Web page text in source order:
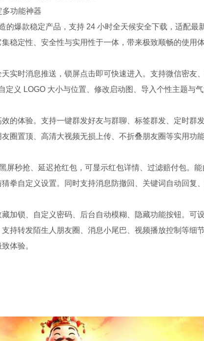
功能神器
的爆款稳定产品，支持 24 小时全天候安全下载，适配最
稳定性、安全性与实用性于一体，带来极致顺畅的使用
实时消息推送，锁屏点击即可快速进入。支持微信密友
定义 LOGO 大小与位置、修改启动图、导入个性主题与
的体验。支持一键群发好友与群聊、标签群发、定时群
圈置顶、高清大视频无损上传、不折叠朋友圈等实用功
屏秒抢、延迟抢红包，可显示红包详情、过滤赔付包。
拳自定义设置。同时支持消息防撤回、关键词自动回复
加锁、自定义密码、后台自动模糊、隐藏功能按钮。可
持转发陌生人朋友圈、消息小尾巴、视频播放控制等细
体验。